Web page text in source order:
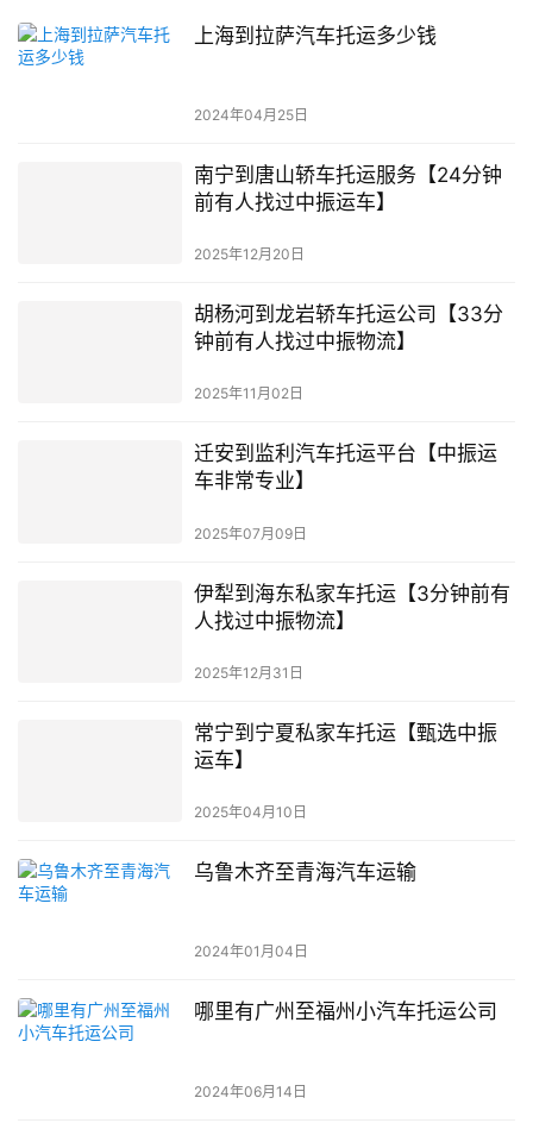
上海到拉萨汽车托运多少钱
2024年04月25日
南宁到唐山轿车托运服务【24分钟
前有人找过中振运车】
2025年12月20日
胡杨河到龙岩轿车托运公司【33分
钟前有人找过中振物流】
2025年11月02日
迁安到监利汽车托运平台【中振运
车非常专业】
2025年07月09日
伊犁到海东私家车托运【3分钟前有
人找过中振物流】
2025年12月31日
常宁到宁夏私家车托运【甄选中振
运车】
2025年04月10日
乌鲁木齐至青海汽车运输
2024年01月04日
哪里有广州至福州小汽车托运公司
2024年06月14日